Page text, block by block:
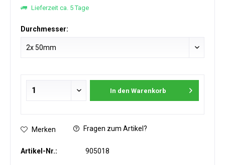
Lieferzeit ca. 5 Tage
Durchmesser:
In den Warenkorb
Merken Fragen zum Artikel?
Artikel-Nr.: 905018